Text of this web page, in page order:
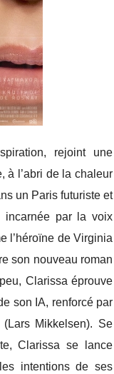
rejoint une
à l’abri de la chaleur
un Paris futuriste et
incarnée par la voix
l’héroïne de Virginia
son nouveau roman
Clarissa éprouve
son IA, renforcé par
(Lars Mikkelsen). Se
Clarissa se lance
intentions de ses